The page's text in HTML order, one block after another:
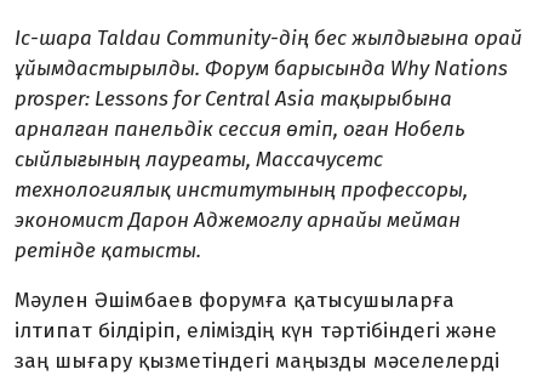
Іс-шара Taldau Community-дің бес жылдығына орай
ұйымдастырылды. Форум барысында Why Nations
prosper: Lessons for Central Asia тақырыбына
арналған панельдік сессия өтіп, оған Нобель
сыйлығының лауреаты, Массачусетс
технологиялық институтының профессоры,
экономист Дарон Аджемоглу арнайы мейман
ретінде қатысты.
Мәулен Әшімбаев форумға қаты­су­шыларға
ілтипат білдіріп, еліміздің күн тәртібіндегі және
заң шығару қызметіндегі маңызды мәселелерді